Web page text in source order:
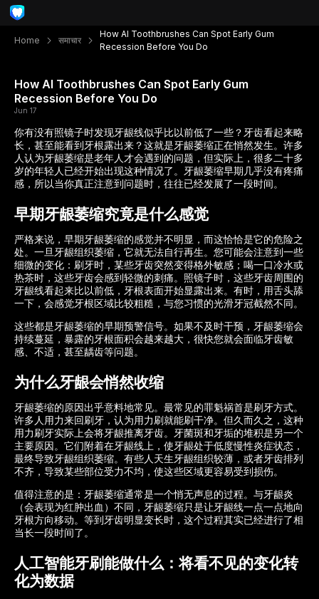
Home समाचार
How AI Toothbrushes Can Spot Early Gum
Recession Before You Do
How AI Toothbrushes Can Spot Early Gum
Recession Before You Do
Jun 17
你有没有照镜子时发现牙龈线似乎比以前低了一些？牙齿看起来略
长，甚至能看到牙根露出来？这就是牙龈萎缩正在悄然发生。许多
人认为牙龈萎缩是老年人才会遇到的问题，但实际上，很多二十多
岁的年轻人已经开始出现这种情况了。牙龈萎缩早期几乎没有疼痛
感，所以当你真正注意到问题时，往往已经发展了一段时间。
早期牙龈萎缩究竟是什么感觉
严格来说，早期牙龈萎缩的感觉并不明显，而这恰恰是它的危险之
处。一旦牙龈组织萎缩，它就无法自行再生。您可能会注意到一些
细微的变化：刷牙时，某些牙齿突然变得格外敏感；喝一口冷水或
热茶时，这些牙齿会感到轻微的刺痛。照镜子时，这些牙齿周围的
牙龈线看起来比以前低，牙根表面开始显露出来。有时，用舌头舔
一下，会感觉牙根区域比较粗糙，与您习惯的光滑牙冠截然不同。
这些都是牙龈萎缩的早期预警信号。如果不及时干预，牙龈萎缩会
持续蔓延，暴露的牙根面积会越来越大，很快您就会面临牙齿敏
感、不适，甚至龋齿等问题。
为什么牙龈会悄然收缩
牙龈萎缩的原因出乎意料地常见。最常见的罪魁祸首是刷牙方式。
许多人用力来回刷牙，认为用力刷就能刷干净。但久而久之，这种
用力刷牙实际上会将牙龈推离牙齿。牙菌斑和牙垢的堆积是另一个
主要原因。它们附着在牙龈线上，使牙龈处于低度慢性炎症状态，
最终导致牙龈组织萎缩。有些人天生牙龈组织较薄，或者牙齿排列
不齐，导致某些部位受力不均，使这些区域更容易受到损伤。
值得注意的是：牙龈萎缩通常是一个悄无声息的过程。与牙龈炎
（会表现为红肿出血）不同，牙龈萎缩只是让牙龈线一点一点地向
牙根方向移动。等到牙齿明显变长时，这个过程其实已经进行了相
当长一段时间了。
人工智能牙刷能做什么：将看不见的变化转
化为数据